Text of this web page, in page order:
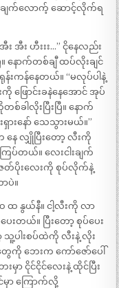
ချက်လောက့် ဆောင့်လိုက်ရ
း အီး ဟီးးး…” ငိုနေလည်း
နောက်တစ်ချီ ထပ်လိုးချင်
းကန်နေတယ်။ “မလုပ်ပါနဲ့
ဖြောင်းခနဲနေအောင် အုပ်
ခါလိုးပြီးပြီ။ နောက်
ားနော် သေသွားမယ်။”
နေ လျှိုပြီးတော့ လီးကို
ပ်တယ်။ လေးငါးချက်
တ်ပိုးလေးကို စုပ်လိုက်နဲ့
ပဲ။
ထ နွယ်နီ။ ငါ့လီးကို လာ
တယ်။ ပြီးတော့ စုပ်ပေး
သူ့ပါးစပ်ထဲကို လီးနဲ့ လိုး
ကို ဘေးက ကော်ဇော်ပေါ်
ငိုင်ငိုင်လေးနဲ့ ထိုင်ပြီး
ာ ကြောက်လို့